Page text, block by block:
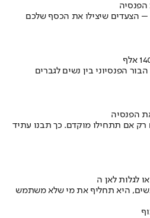
הצעדים שיצילו את הכסף שלכם
הפנסיוני בין נשים לגברים
הפנסיה
רק אם תתחילו מוקדם. כך תבנו עתיד
היא תחליף את מי שלא משתמש